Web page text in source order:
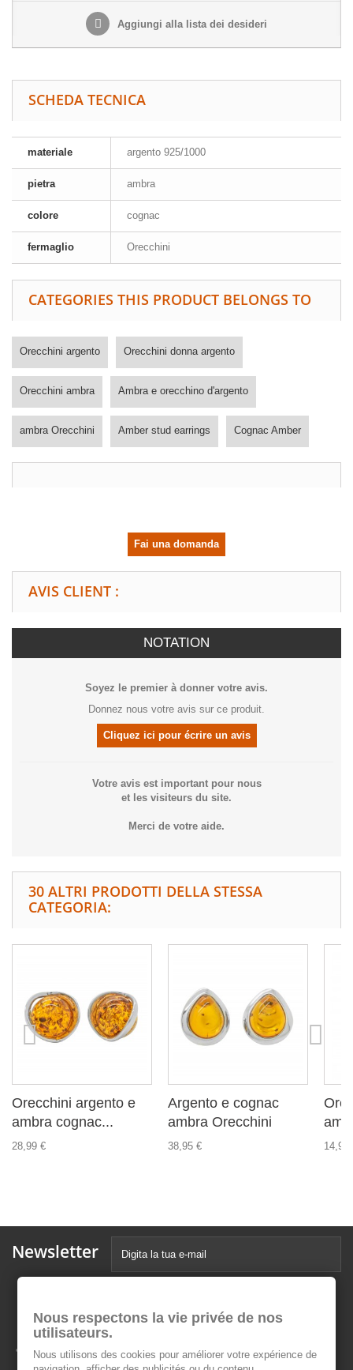
Aggiungi alla lista dei desideri
SCHEDA TECNICA
materiale argento 925/1000
pietra ambra
colore cognac
fermaglio Orecchini
CATEGORIES THIS PRODUCT BELONGS TO
Orecchini argento Orecchini donna argento
Orecchini ambra Ambra e orecchino d'argento
ambra Orecchini Amber stud earrings Cognac Amber
Fai una domanda
AVIS CLIENT :
NOTATION
Soyez le premier à donner votre avis.
Donnez nous votre avis sur ce produit.
Cliquez ici pour écrire un avis
Votre avis est important pour nous
et les visiteurs du site.
Merci de votre aide.
30 ALTRI PRODOTTI DELLA STESSA
CATEGORIA:
Orecchini argento e
ambra cognac...
28,99 €
Argento e cognac
ambra Orecchini
38,95 € 14,99
Newsletter
Nous respectons la vie privée de nos
utilisateurs.
Nous utilisons des cookies pour améliorer votre expérience de